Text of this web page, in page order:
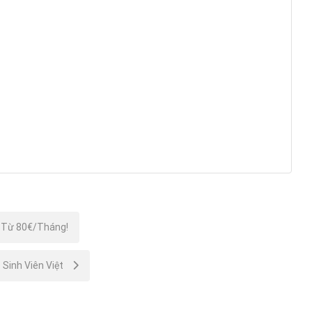
Từ 80€/Tháng!
Sinh Viên Việt